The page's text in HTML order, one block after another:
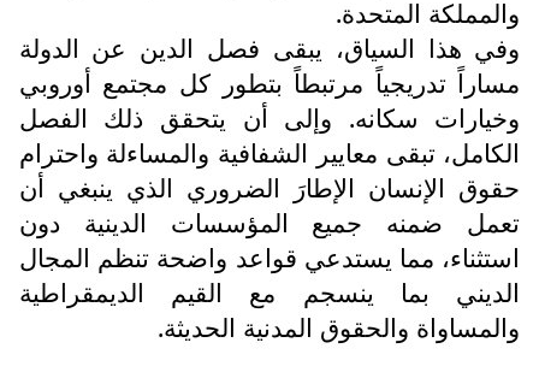
والمملكة المتحدة.
وفي هذا السياق، يبقى فصل الدين عن الدولة
مساراً تدريجياً مرتبطاً بتطور كل مجتمع أوروبي
وخيارات سكانه. وإلى أن يتحقق ذلك الفصل
الكامل، تبقى معايير الشفافية والمساءلة واحترام
حقوق الإنسان الإطارَ الضروري الذي ينبغي أن
تعمل ضمنه جميع المؤسسات الدينية دون
استثناء، مما يستدعي قواعد واضحة تنظم المجال
الديني بما ينسجم مع القيم الديمقراطية
والمساواة والحقوق المدنية الحديثة.